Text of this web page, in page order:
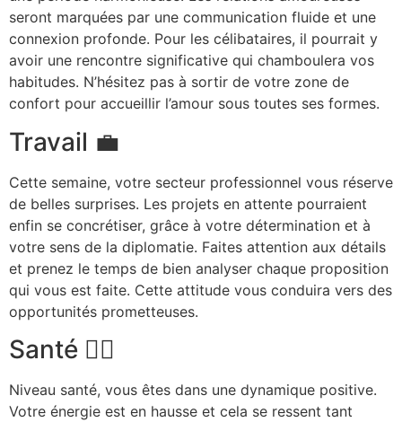
seront marquées par une communication fluide et une
connexion profonde. Pour les célibataires, il pourrait y
avoir une rencontre significative qui chamboulera vos
habitudes. N’hésitez pas à sortir de votre zone de
confort pour accueillir l’amour sous toutes ses formes.
Travail 💼
Cette semaine, votre secteur professionnel vous réserve
de belles surprises. Les projets en attente pourraient
enfin se concrétiser, grâce à votre détermination et à
votre sens de la diplomatie. Faites attention aux détails
et prenez le temps de bien analyser chaque proposition
qui vous est faite. Cette attitude vous conduira vers des
opportunités prometteuses.
Santé 🏃‍♂️
Niveau santé, vous êtes dans une dynamique positive.
Votre énergie est en hausse et cela se ressent tant